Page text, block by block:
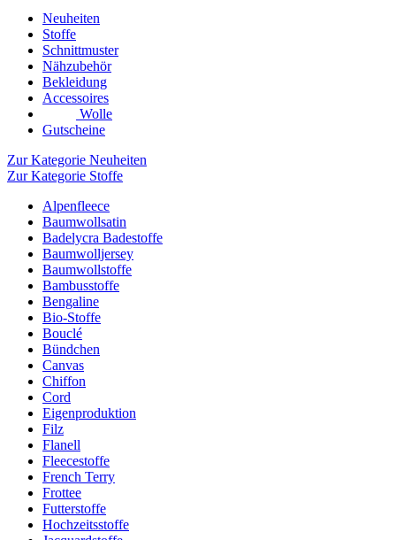
Neuheiten
Stoffe
Schnittmuster
Nähzubehör
Bekleidung
Accessoires
Wolle
Gutscheine
Zur Kategorie Neuheiten
Zur Kategorie Stoffe
Alpenfleece
Baumwollsatin
Badelycra Badestoffe
Baumwolljersey
Baumwollstoffe
Bambusstoffe
Bengaline
Bio-Stoffe
Bouclé
Bündchen
Canvas
Chiffon
Cord
Eigenproduktion
Filz
Flanell
Fleecestoffe
French Terry
Frottee
Futterstoffe
Hochzeitsstoffe